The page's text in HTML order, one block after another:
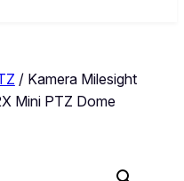
/ Kamera Milesight
Mini PTZ Dome